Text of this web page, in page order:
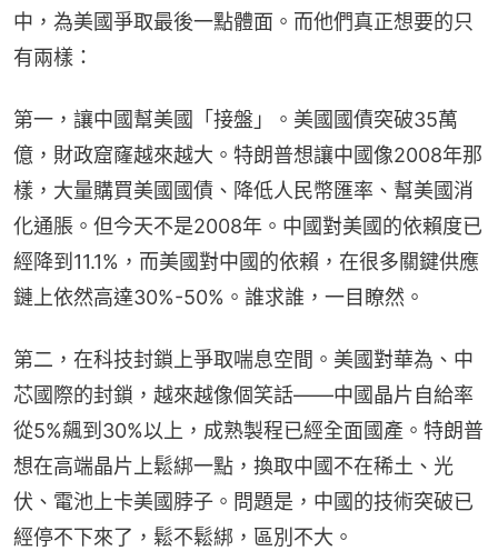
中，為美國爭取最後一點體面。而他們真正想要的只
有兩樣：
第一，讓中國幫美國「接盤」。美國國債突破35萬
億，財政窟窿越來越大。特朗普想讓中國像2008年那
樣，大量購買美國國債、降低人民幣匯率、幫美國消
化通脹。但今天不是2008年。中國對美國的依賴度已
經降到11.1%，而美國對中國的依賴，在很多關鍵供應
鏈上依然高達30%-50%。誰求誰，一目瞭然。
第二，在科技封鎖上爭取喘息空間。美國對華為、中
芯國際的封鎖，越來越像個笑話——中國晶片自給率
從5%飆到30%以上，成熟製程已經全面國產。特朗普
想在高端晶片上鬆綁一點，換取中國不在稀土、光
伏、電池上卡美國脖子。問題是，中國的技術突破已
經停不下來了，鬆不鬆綁，區別不大。